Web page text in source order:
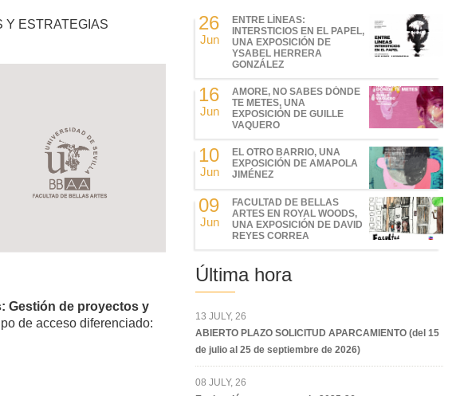
Y ESTRATEGIAS
Gestión de proyectos y
de acceso diferenciado:
26
Jun
ENTRE LÍNEAS:
INTERSTICIOS EN EL PAPEL,
UNA EXPOSICIÓN DE
YSABEL HERRERA
GONZÁLEZ
16
Jun
AMORE, NO SABES DÓNDE
TE METES, UNA
EXPOSICIÓN DE GUILLE
VAQUERO
10
Jun
EL OTRO BARRIO, UNA
EXPOSICIÓN DE AMAPOLA
JIMÉNEZ
09
Jun
FACULTAD DE BELLAS
ARTES EN ROYAL WOODS,
UNA EXPOSICIÓN DE DAVID
REYES CORREA
Última hora
13 JULY, 26
ABIERTO PLAZO SOLICITUD APARCAMIENTO (del 15
de julio al 25 de septiembre de 2026)
08 JULY, 26